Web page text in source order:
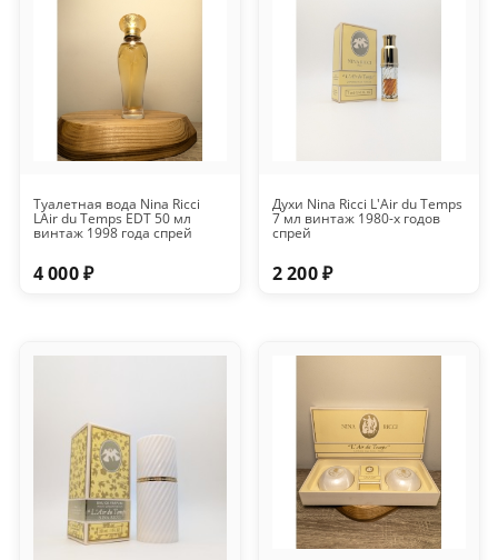
Туалетная вода Nina Ricci
LAir du Temps EDT 50 мл
винтаж 1998 года спрей
4 000 ₽
Духи Nina Ricci L'Air du Temps
7 мл винтаж 1980-х годов
спрей
2 200 ₽